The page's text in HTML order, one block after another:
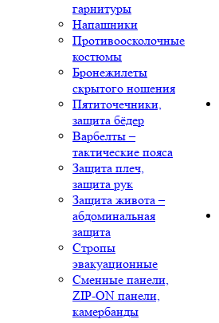
гарнитуры
Напашники
Противоосколочные
костюмы
Бронежилеты
скрытого ношения
Пятиточечники,
защита бёдер
Варбелты –
тактические пояса
Защита плеч,
защита рук
Защита живота –
абдоминальная
защита
Стропы
эвакуационные
Сменные панели,
ZIP-ON панели,
камербанды